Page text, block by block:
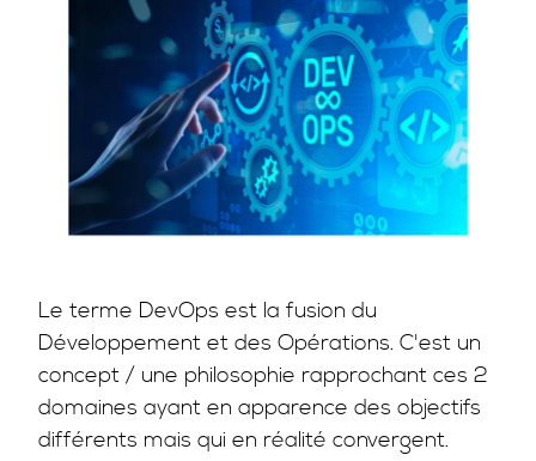
Le terme DevOps est la fusion du
Développement et des Opérations. C'est un
concept / une philosophie rapprochant ces 2
domaines ayant en apparence des objectifs
différents mais qui en réalité convergent.